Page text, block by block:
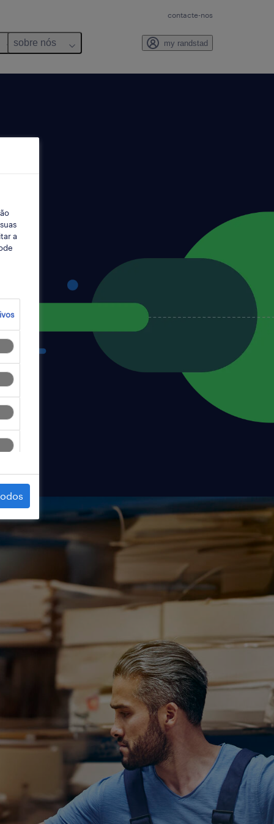
contacte-nos
sobre nós my randstad
a